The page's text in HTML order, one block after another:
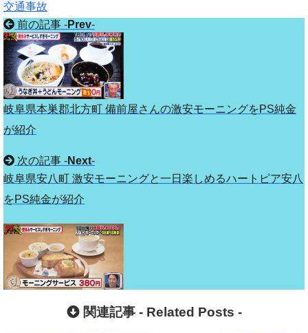
交通事故
前の記事 -Prev-
岐阜県本巣郡北方町 備前屋さんの激安モーニングをPS純金
が紹介
次の記事 -Next-
岐阜県安八町 激安モーニングと一日楽しめるハートピア安八
をPS純金が紹介
関連記事 - Related Posts -